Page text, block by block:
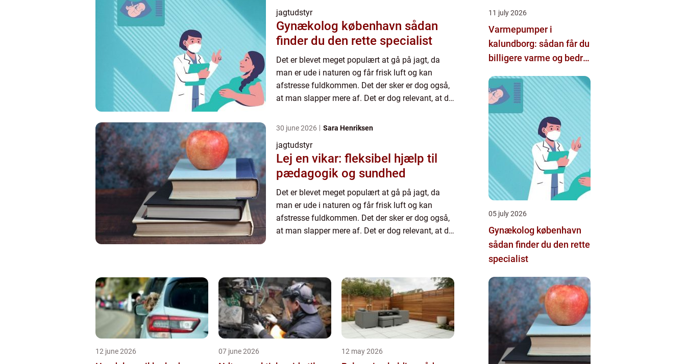
jagtudstyr
Gynækolog københavn sådan
finder du den rette specialist
Det er blevet meget populært at gå på jagt, da
man er ude i naturen og får frisk luft og kan
afstresse fuldkommen. Det der sker er dog også,
at man slapper mere af. Det er dog relevant, at du
alts...
30 june 2026 Sara Henriksen
jagtudstyr
Lej en vikar: fleksibel hjælp til
pædagogik og sundhed
Det er blevet meget populært at gå på jagt, da
man er ude i naturen og får frisk luft og kan
afstresse fuldkommen. Det der sker er dog også,
at man slapper mere af. Det er dog relevant, at du
12 june 2026 07 june 2026 12 may 2026
11 july 2026
Varmepumper i
kalundborg: sådan får du
billigere varme og bedre
05 july 2026
Gynækolog københavn
sådan finder du den rette
specialist